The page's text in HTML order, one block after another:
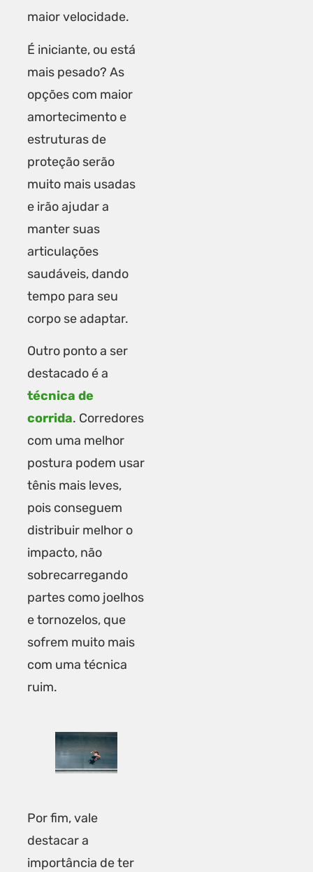
maior velocidade.
É iniciante, ou está
mais pesado? As
opções com maior
amortecimento e
estruturas de
proteção serão
muito mais usadas
e irão ajudar a
manter suas
articulações
saudáveis, dando
tempo para seu
corpo se adaptar.
Outro ponto a ser
destacado é a
técnica de
corrida. Corredores
com uma melhor
postura podem usar
tênis mais leves,
pois conseguem
distribuir melhor o
impacto, não
sobrecarregando
partes como joelhos
e tornozelos, que
sofrem muito mais
com uma técnica
ruim.
Por fim, vale
destacar a
importância de ter